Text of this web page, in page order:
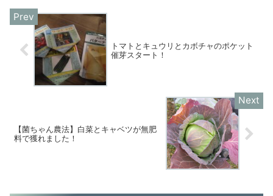
トマトとキュウリとカボチャのポケット
催芽スタート！
【菌ちゃん農法】白菜とキャベツが無肥
料で獲れました！